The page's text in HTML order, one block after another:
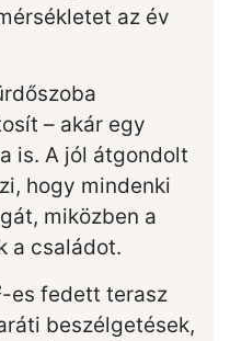
az év
– akár egy
is. A jól átgondolt
hogy mindenki
miközben a
a családot.
es fedett terasz
beszélgetések,